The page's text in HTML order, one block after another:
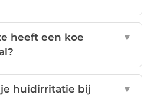
heeft een koe
▼
huidirritatie bij
▼